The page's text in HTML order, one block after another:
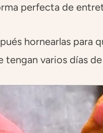
perfecta de
hornearlas para
tengan varios días